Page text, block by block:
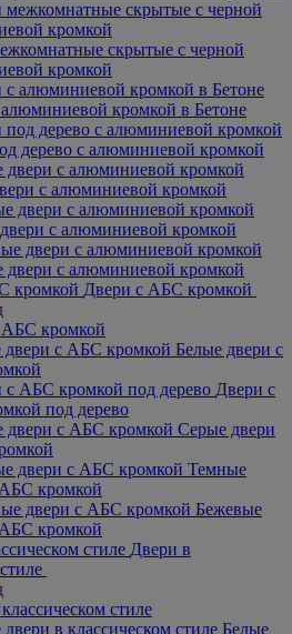
скрытые с черной
кромкой
кромкой в Бетоне
дерево с алюминиевой кромкой
с алюминиевой кромкой
с алюминиевой кромкой
двери с алюминиевой кромкой
Двери с АБС кромкой
АБС кромкой
Белые двери с
Двери с
под дерево
Серые двери
Темные
кромкой
Бежевые
кромкой
Двери в
стиле
Белые